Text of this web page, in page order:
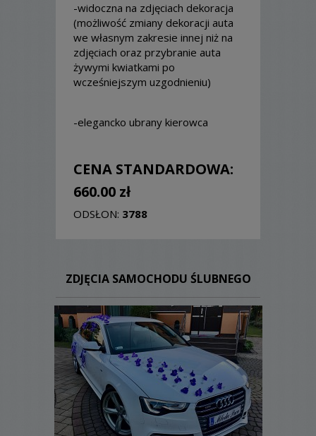
-widoczna na zdjęciach dekoracja
(możliwość zmiany dekoracji auta
we własnym zakresie innej niż na
zdjęciach oraz przybranie auta
żywymi kwiatkami po
wcześniejszym uzgodnieniu)
-elegancko ubrany kierowca
CENA STANDARDOWA:
660.00 zł
ODSŁON: 3788
ZDJĘCIA SAMOCHODU ŚLUBNEGO